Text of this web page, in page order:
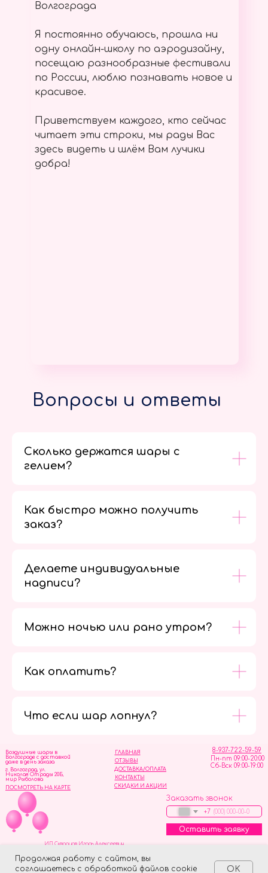
Продолжая работу с сайтом, вы
соглашаетесь с обработкой файлов cookie
OK
Волгограда
Я постоянно обучаюсь, прошла ни
одну онлайн-школу по аэродизайну,
посещаю разнообразные фестивали
по России, люблю познавать новое и
красивое.
Приветствуем каждого, кто сейчас
читает эти строки, мы рады Вас
здесь видеть и шлём Вам лучики
добра!
Вопросы и ответы
Сколько держатся шары с
гелием?
Как быстро можно получить
заказ?
Делаете индивидуальные
надписи?
Можно ночью или рано утром?
Как оплатить?
Что если шар лопнул?
ОТЗЫВЫ
ГЛАВНАЯ
ДОСТАВКА/ОПЛАТА
СКИДКИ И АКЦИИ
КОНТАКТЫ
8-937-722-59-59
Пн-пт 09:00-20:00
Сб-Вск 09:00-19:00
Воздушные шары в
Волгограде с доставкой
даже в день заказа
Заказать звонок
+7
Оставить заявку
г. Волгоград, ул.
Николая Отрады 20Б,
мир Рыболова
ПОСМОТРЕТЬ НА КАРТЕ
ИП Скворцов Игорь Алексеевич